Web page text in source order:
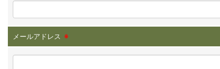
メールアドレス ※